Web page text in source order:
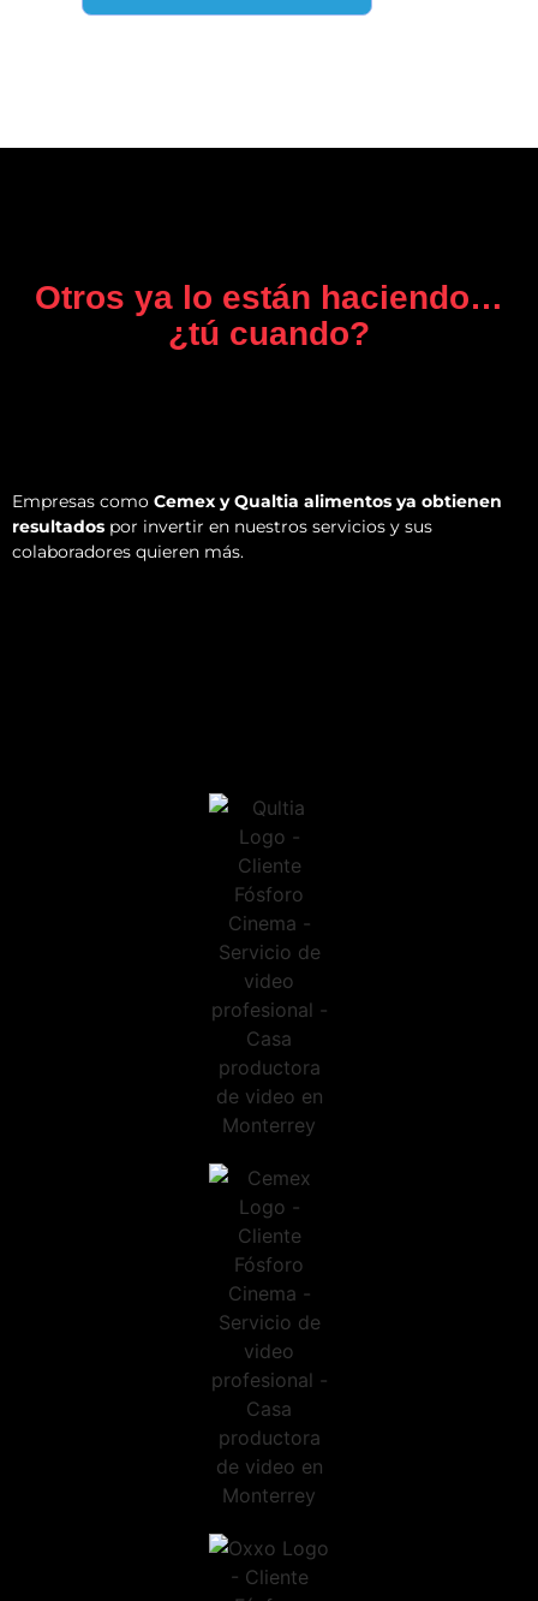
Otros ya lo están haciendo…
¿tú cuando?
Empresas como Cemex y Qualtia alimentos ya obtienen
resultados por invertir en nuestros servicios y sus
colaboradores quieren más.